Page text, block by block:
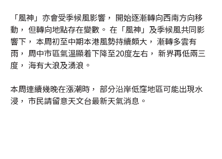
「風神」亦會受季候風影響， 開始逐漸轉向西南方向移
動， 但轉向地點存在變數。 在「風神」及季候風共同影
響下， 本周初至中期本港風勢持續頗大， 漸轉多雲有
雨， 周中市區氣溫顯着下降至20度左右， 新界再低兩三
度， 海有大浪及湧浪。
本周連續幾晚在漲潮時， 部分沿岸低窪地區可能出現水
浸， 市民請留意天文台最新天氣消息。